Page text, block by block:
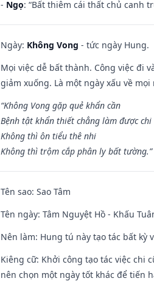
- Ngọ: “Bất thiêm cái thất chủ canh
Ngày: Không Vong - tức ngày Hung.
Mọi việc dễ bất thành. Công việc đi
giảm xuống. Là một ngày xấu về
“Không Vong gặp quẻ khẩn cần
Bệnh tật khẩn thiết chẳng làm được chi
Không thì ôn tiểu thê nhi
Không thì trộm cắp phân ly bất tường.”
Tên sao: Sao Tâm
Tên ngày: Tâm Nguyệt Hồ - Khấu
Nên làm: Hung tú này tạo tác bất kỳ
Kiêng cữ: Khởi công tạo tác việc chi
nên chọn một ngày tốt khác để tiến